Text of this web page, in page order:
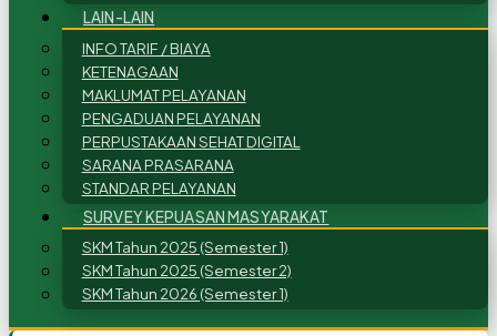
LAIN-LAIN
INFO TARIF / BIAYA
KETENAGAAN
MAKLUMAT PELAYANAN
PENGADUAN PELAYANAN
PERPUSTAKAAN SEHAT DIGITAL
SARANA PRASARANA
STANDAR PELAYANAN
SURVEY KEPUASAN MASYARAKAT
SKM Tahun 2025 (Semester 1)
SKM Tahun 2025 (Semester 2)
SKM Tahun 2026 (Semester 1)